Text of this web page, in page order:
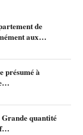
de
aux…
présumé à
quantité